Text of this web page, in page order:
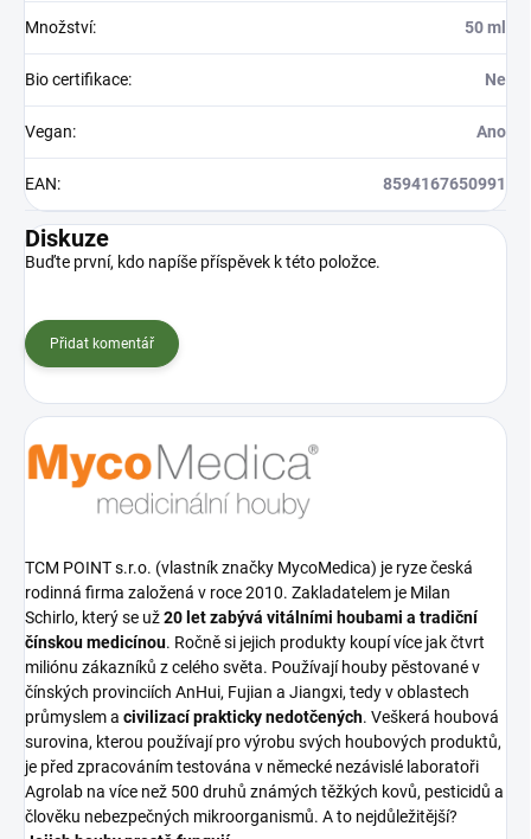
Množství: 50 ml
Bio certifikace: Ne
Vegan: Ano
EAN: 8594167650991
Diskuze
Buďte první, kdo napíše příspěvek k této položce.
Přidat komentář
TCM POINT s.r.o. (vlastník značky MycoMedica) je ryze česká
rodinná firma založená v roce 2010. Zakladatelem je Milan
Schirlo, který se už20 let zabývá vitálními houbami a tradiční
čínskou medicínou. Ročně si jejich produkty koupí více jak čtvrt
miliónu zákazníků z celého světa. Používají houby pěstované v
čínských provinciích AnHui, Fujian a Jiangxi, tedy v oblastech
průmyslem a civilizací prakticky nedotčených. Veškerá houbová
surovina, kterou používají pro výrobu svých houbových produktů,
je před zpracováním testována v německé nezávislé laboratoři
Agrolab na více než 500 druhů známých těžkých kovů, pesticidů a
člověku nebezpečných mikroorganismů. A to nejdůležitější?